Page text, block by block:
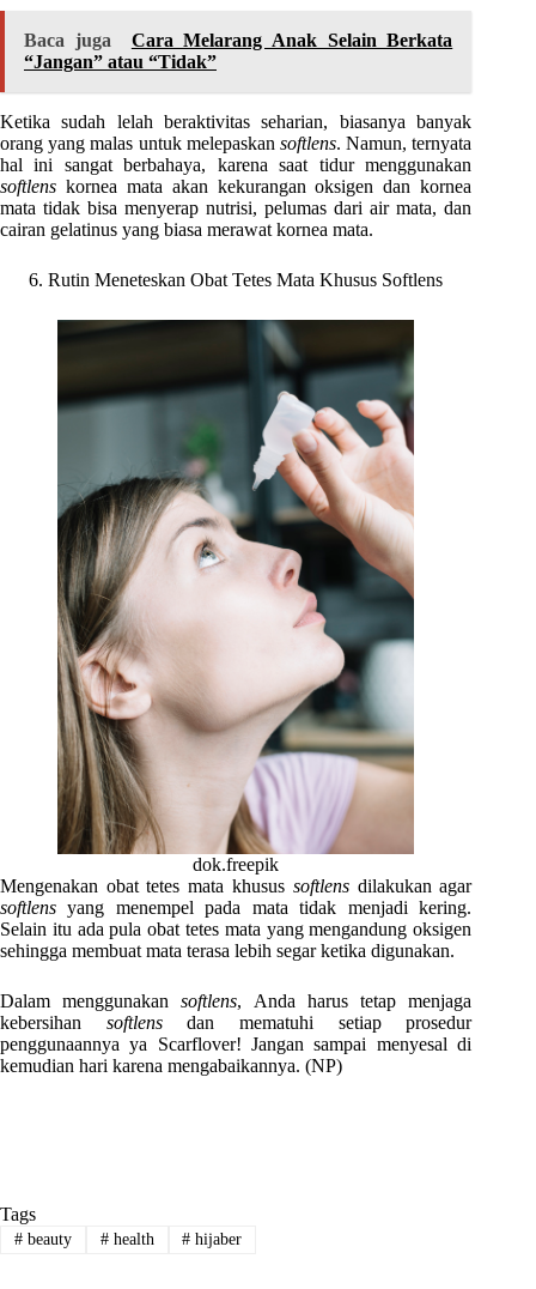
Baca juga
Cara Melarang Anak Selain Berkata
“Jangan” atau “Tidak”
Ketika sudah lelah beraktivitas seharian, biasanya banyak
orang yang malas untuk melepaskan softlens. Namun, ternyata
hal ini sangat berbahaya, karena saat tidur menggunakan
softlens kornea mata akan kekurangan oksigen dan kornea
mata tidak bisa menyerap nutrisi, pelumas dari air mata, dan
cairan gelatinus yang biasa merawat kornea mata.
Rutin Meneteskan Obat Tetes Mata Khusus Softlens
dok.freepik
Mengenakan obat tetes mata khusus softlens dilakukan agar
softlens yang menempel pada mata tidak menjadi kering.
Selain itu ada pula obat tetes mata yang mengandung oksigen
sehingga membuat mata terasa lebih segar ketika digunakan.
Dalam menggunakansoftlens, Anda harus tetap menjaga
kebersihan softlensdan mematuhi setiap prosedur
penggunaannya ya Scarflover! Jangan sampai menyesal di
kemudian hari karena mengabaikannya. (NP)
Tags
#beauty #health # hijaber